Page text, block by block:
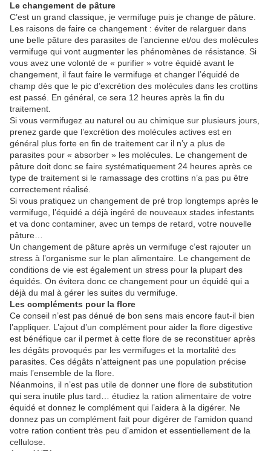
Le changement de pâture
C’est un grand classique, je vermifuge puis je change de pâture.
Les raisons de faire ce changement : éviter de relarguer dans
une belle pâture des parasites de l’ancienne et/ou des molécules
vermifuge qui vont augmenter les phénomènes de résistance. Si
vous avez une volonté de « purifier » votre équidé avant le
changement, il faut faire le vermifuge et changer l’équidé de
champ dès que le pic d’excrétion des molécules dans les crottins
est passé. En général, ce sera 12 heures après la fin du
traitement.
Si vous vermifugez au naturel ou au chimique sur plusieurs jours,
prenez garde que l’excrétion des molécules actives est en
général plus forte en fin de traitement car il n’y a plus de
parasites pour « absorber » les molécules. Le changement de
pâture doit donc se faire systématiquement 24 heures après ce
type de traitement si le ramassage des crottins n’a pas pu être
correctement réalisé.
Si vous pratiquez un changement de pré trop longtemps après le
vermifuge, l’équidé a déjà ingéré de nouveaux stades infestants
et va donc contaminer, avec un temps de retard, votre nouvelle
pâture…
Un changement de pâture après un vermifuge c’est rajouter un
stress à l’organisme sur le plan alimentaire. Le changement de
conditions de vie est également un stress pour la plupart des
équidés. On évitera donc ce changement pour un équidé qui a
déjà du mal à gérer les suites du vermifuge.
Les compléments pour la flore
Ce conseil n’est pas dénué de bon sens mais encore faut-il bien
l’appliquer. L’ajout d’un complément pour aider la flore digestive
est bénéfique car il permet à cette flore de se reconstituer après
les dégâts provoqués par les vermifuges et la mortalité des
parasites. Ces dégâts n’atteignent pas une population précise
mais l’ensemble de la flore.
Néanmoins, il n’est pas utile de donner une flore de substitution
qui sera inutile plus tard… étudiez la ration alimentaire de votre
équidé et donnez le complément qui l’aidera à la digérer. Ne
donnez pas un complément fait pour digérer de l’amidon quand
votre ration contient très peu d’amidon et essentiellement de la
cellulose.